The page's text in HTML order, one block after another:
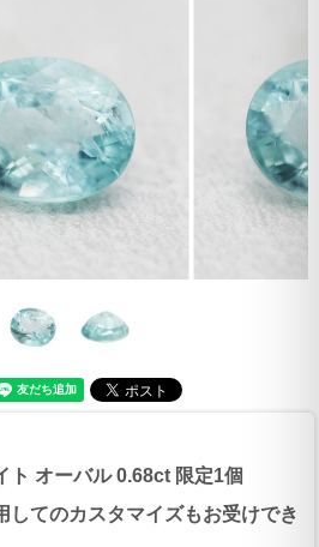
オーバル 0.68ct 限定1個
てのカスタマイズもお受けでき